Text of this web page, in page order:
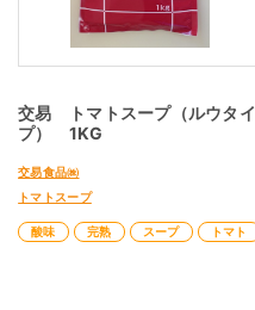
交易 トマトスープ（ルウタイ
プ） 1KG
交易食品㈱
トマトスープ
酸味 完熟 スープ トマト